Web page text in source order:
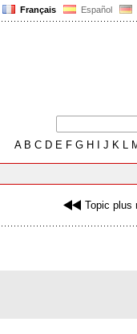
Français Español
AB C D E F G H J K L
Topic plus